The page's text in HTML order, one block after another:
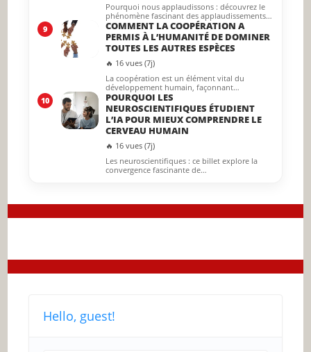
Pourquoi nous applaudissons : découvrez le
phénomène fascinant des applaudissements…
9
COMMENT LA COOPÉRATION A
PERMIS À L’HUMANITÉ DE DOMINER
TOUTES LES AUTRES ESPÈCES
🔥 16 vues (7j)
La coopération est un élément vital du
développement humain, façonnant…
10
POURQUOI LES
NEUROSCIENTIFIQUES ÉTUDIENT
L’IA POUR MIEUX COMPRENDRE LE
CERVEAU HUMAIN
🔥 16 vues (7j)
Les neuroscientifiques : ce billet explore la
convergence fascinante de…
Hello, guest!